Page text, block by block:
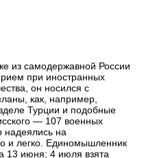
из самодержавной России
при иностранных
он носился с
как, например,
Турции и подобные
— 107 военных
надеялись на
и легко. Единомышленник
13 июня; 4 июля взята